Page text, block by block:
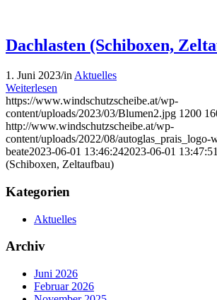
Dachlasten (Schiboxen,
1. Juni 2023/in Aktuelles
Weiterlesen
https://www.windschutzscheibe.at/wp-
content/uploads/2023/03/Blumen2.jpg 1200
http://www.windschutzscheibe.at/wp-
content/uploads/2022/08/
beate2023-06-01 13:46:242023-06-01 13:47:51
(Schiboxen, Zeltaufbau)
Kategorien
Aktuelles
Archiv
Juni 2026
Februar 2026